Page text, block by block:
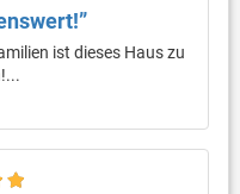
ist dieses Haus zu